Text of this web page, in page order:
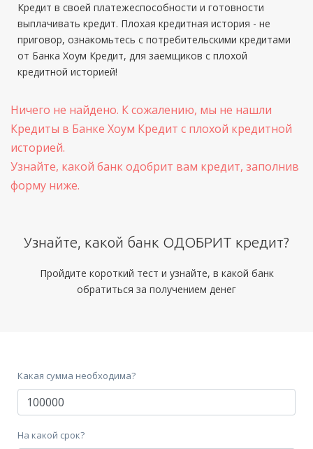
Кредит в своей платежеспособности и готовности
выплачивать кредит. Плохая кредитная история - не
приговор, ознакомьтесь с потребительскими кредитами
от Банка Хоум Кредит, для заемщиков с плохой
кредитной историей!
Ничего не найдено. К сожалению, мы не нашли
Кредиты в Банке Хоум Кредит с плохой кредитной
историей.
Узнайте, какой банк одобрит вам кредит, заполнив
форму ниже.
Узнайте, какой банк ОДОБРИТ кредит?
Пройдите короткий тест и узнайте, в какой банк
обратиться за получением денег
Какая сумма необходима?
На какой срок?